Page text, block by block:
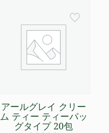
アールグレイ クリー
ム ティー ティーバッ
グタイプ 20包